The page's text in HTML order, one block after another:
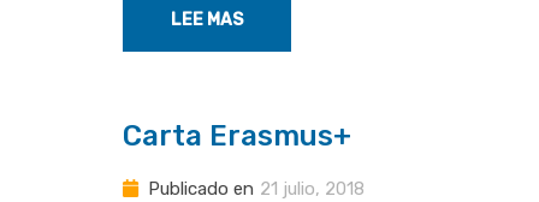
LEE MAS
Carta Erasmus+
Publicado en 21 julio, 2018